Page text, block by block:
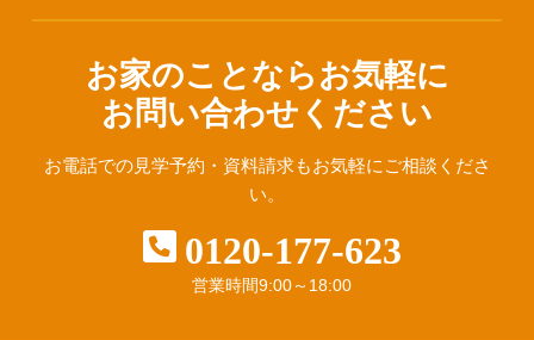
お家のことならお気軽に
お問い合わせください
お電話での見学予約・資料請求もお気軽にご相談くださ
い。
0120-177-623
営業時間9:00～18:00